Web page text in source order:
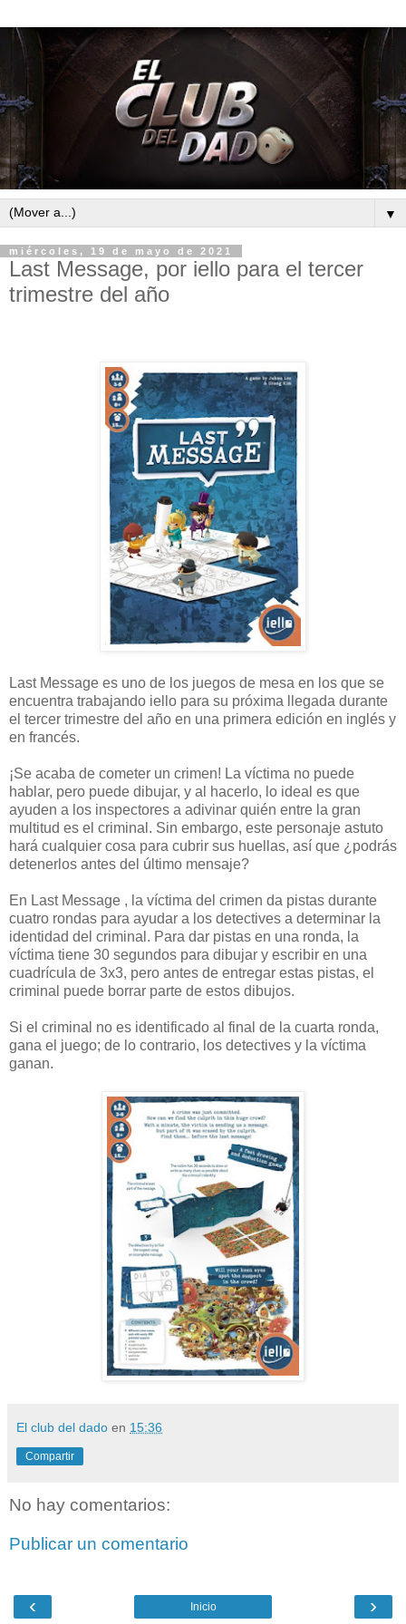
▼
miércoles, 19 de mayo de 2021
Last Message, por iello para el tercer
trimestre del año
Last Message es uno de los juegos de mesa en los que se
encuentra trabajando iello para su próxima llegada durante
el tercer trimestre del año en una primera edición en inglés y
en francés.
¡Se acaba de cometer un crimen! La víctima no puede
hablar, pero puede dibujar, y al hacerlo, lo ideal es que
ayuden a los inspectores a adivinar quién entre la gran
multitud es el criminal. Sin embargo, este personaje astuto
hará cualquier cosa para cubrir sus huellas, así que ¿podrás
detenerlos antes del último mensaje?
En Last Message , la víctima del crimen da pistas durante
cuatro rondas para ayudar a los detectives a determinar la
identidad del criminal. Para dar pistas en una ronda, la
víctima tiene 30 segundos para dibujar y escribir en una
cuadrícula de 3x3, pero antes de entregar estas pistas, el
criminal puede borrar parte de estos dibujos.
Si el criminal no es identificado al final de la cuarta ronda,
gana el juego; de lo contrario, los detectives y la víctima
ganan.
El club del dado en 15:36
Compartir
No hay comentarios:
Publicar un comentario
‹ ›
Inicio